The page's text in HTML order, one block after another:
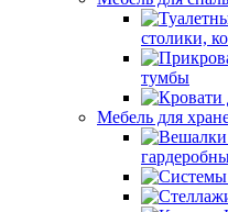
столики,
тумбы
Мебель для